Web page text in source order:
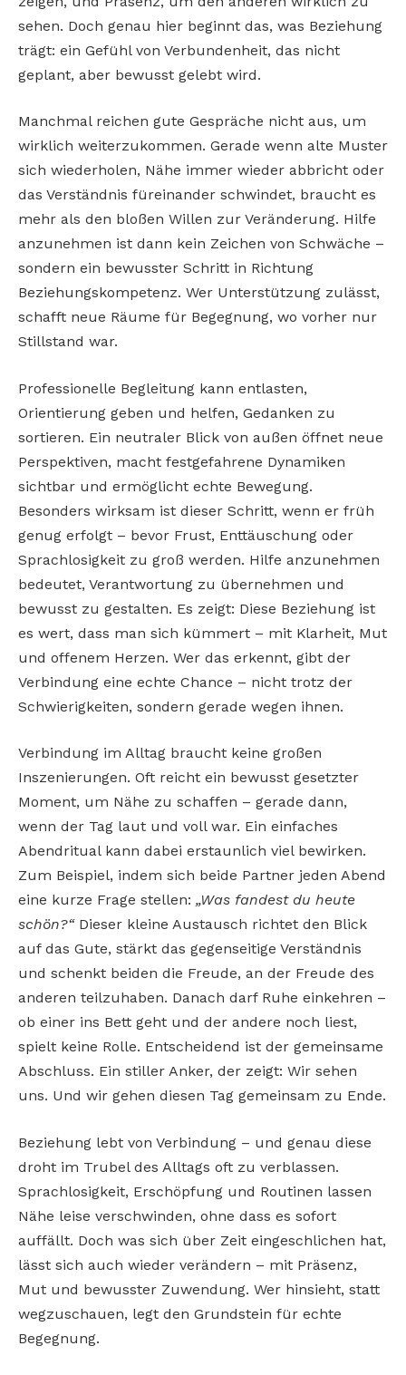
sehen. Doch genau hier beginnt das, was Beziehung
trägt: ein Gefühl von Verbundenheit, das nicht
geplant, aber bewusst gelebt wird.
Manchmal reichen gute Gespräche nicht aus, um
wirklich weiterzukommen. Gerade wenn alte Muster
sich wiederholen, Nähe immer wieder abbricht oder
das Verständnis füreinander schwindet, braucht es
mehr als den bloßen Willen zur Veränderung. Hilfe
anzunehmen ist dann kein Zeichen von Schwäche –
sondern ein bewusster Schritt in Richtung
Beziehungskompetenz. Wer Unterstützung zulässt,
schafft neue Räume für Begegnung, wo vorher nur
Stillstand war.
Professionelle Begleitung kann entlasten,
Orientierung geben und helfen, Gedanken zu
sortieren. Ein neutraler Blick von außen öffnet neue
Perspektiven, macht festgefahrene Dynamiken
sichtbar und ermöglicht echte Bewegung.
Besonders wirksam ist dieser Schritt, wenn er früh
genug erfolgt – bevor Frust, Enttäuschung oder
Sprachlosigkeit zu groß werden. Hilfe anzunehmen
bedeutet, Verantwortung zu übernehmen und
bewusst zu gestalten. Es zeigt: Diese Beziehung ist
es wert, dass man sich kümmert – mit Klarheit, Mut
und offenem Herzen. Wer das erkennt, gibt der
Verbindung eine echte Chance – nicht trotz der
Schwierigkeiten, sondern gerade wegen ihnen.
Verbindung im Alltag braucht keine großen
Inszenierungen. Oft reicht ein bewusst gesetzter
Moment, um Nähe zu schaffen – gerade dann,
wenn der Tag laut und voll war. Ein einfaches
Abendritual kann dabei erstaunlich viel bewirken.
Zum Beispiel, indem sich beide Partner jeden Abend
eine kurze Frage stellen: „Was fandest du heute
schön?“Dieser kleine Austausch richtet den Blick
auf das Gute, stärkt das gegenseitige Verständnis
und schenkt beiden die Freude, an der Freude des
anderen teilzuhaben. Danach darf Ruhe einkehren –
ob einer ins Bett geht und der andere noch liest,
spielt keine Rolle. Entscheidend ist der gemeinsame
Abschluss. Ein stiller Anker, der zeigt: Wir sehen
uns. Und wir gehen diesen Tag gemeinsam zu Ende.
Beziehung lebt von Verbindung – und genau diese
droht im Trubel des Alltags oft zu verblassen.
Sprachlosigkeit, Erschöpfung und Routinen lassen
Nähe leise verschwinden, ohne dass es sofort
auffällt. Doch was sich über Zeit eingeschlichen hat,
lässt sich auch wieder verändern – mit Präsenz,
Mut und bewusster Zuwendung. Wer hinsieht, statt
wegzuschauen, legt den Grundstein für echte
Begegnung.